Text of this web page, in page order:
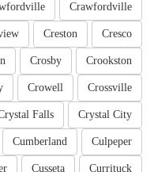
Crawfordville
Cresco
Creston
Crookston
Crosby
Crossville
Crowell
Crystal City
Falls
Culpeper
Cumberland
Currituck
Cusseta